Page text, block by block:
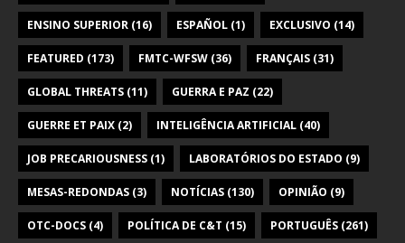
ENSINO SUPERIOR (16) ESPAÑOL (1) EXCLUSIVO (14)
FEATURED (173) FMTC-WFSW (36) FRANÇAIS (31)
GLOBAL THREATS (11) GUERRA E PAZ (22)
GUERRE ET PAIX (2) INTELIGÊNCIA ARTIFICIAL (40)
JOB PRECARIOUSNESS (1) LABORATÓRIOS DO ESTADO (9)
MESAS-REDONDAS (3) NOTÍCIAS (130) OPINIÃO (9)
OTC-DOCS (4) POLÍTICA DE C&T (15) PORTUGUÊS (261)